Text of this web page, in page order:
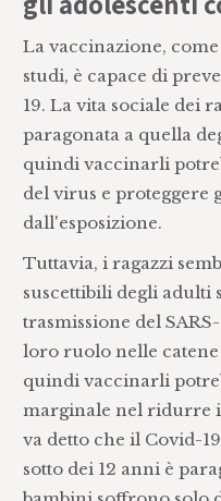
La vaccinazione,
studi, è capace di
19. La vita sociale dei
paragonata a quella
quindi vaccinarli
del virus e
dall'esposizione.
Tuttavia, i ragazzi
suscettibili degli adulti
trasmissione del
loro ruolo nelle
quindi vaccinarli
marginale nel ridurre
va detto che il Covid-
sotto dei 12 anni è